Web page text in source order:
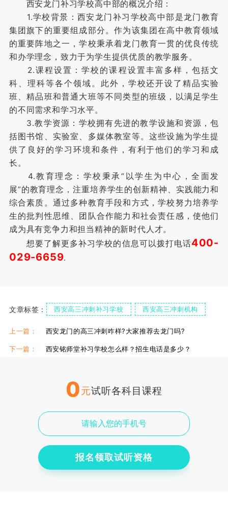
西安龙门补习学校高中部的概况介绍：
1.学校背景：西安龙门补习学校高中部是龙门教育
集团旗下的重要组成部分。作为该集团在高中教育领域
的重要阵地之一，学校秉承着龙门教育一贯的优良传统
和办学理念，致力于为学生提供优质的教学服务。
2.课程设置：学校的课程设置丰富多样，包括文
科、理科等各个领域。此外，学校还开设了精品实验
班、精品班和普通大班等不同类型的班级，以满足学生
的不同需求和学习水平。
3.教学资源：学校拥有先进的教学设施和资源，包
括图书馆、实验室、多媒体教室等。这些设施为学生提
供了良好的学习环境和条件，有利于他们的学习和成
长。
4.教育理念：学校秉承“以学生为中心，全面发
展”的教育理念，注重培养学生的创新精神、实践能力和
综合素质。通过多种教育手段和方式，学校努力培养学
生的批判性思维、团队合作能力和社会责任感，使他们
成为具有竞争力和担当精神的新时代人才。
想要了解更多补习学校的信息可以拨打电话400-
029-6659.
文章标签： 西安高三冲刺补习学校 西安高三冲刺机构
上一篇： 西安龙门的高三冲刺咋样?大家推荐去龙门吗?
下一篇： 西安铭师堂补习学校怎么样？招生电话是多少？
0元试听各科目课程
报名领取试听资格